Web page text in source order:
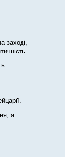
заході,
а